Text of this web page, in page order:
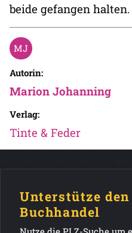
beide gefangen halten.
Autorin:
Marion Johanning
Verlag:
Tinte & Feder
Unterstütze
Buchhandel